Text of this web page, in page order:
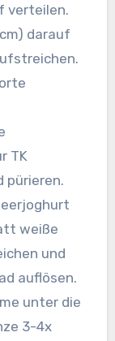
verteilen.
darauf
TK
pürieren.
weiße
und
auflösen.
unter die
3-4x